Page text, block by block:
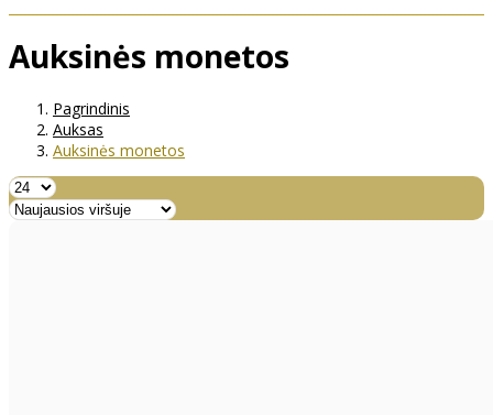
Auksinės monetos
Pagrindinis
Auksas
Auksinės monetos